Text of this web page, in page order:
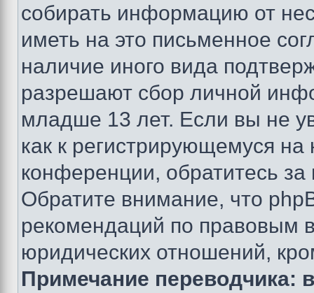
собирать информацию от
иметь на это письменное
наличие иного вида
разрешают сбор личной
младше 13 лет. Если вы не
как к регистрирующемуся
конференции, обратитесь
Обратите внимание, что
рекомендаций по правовым
юридических отношений,
Примечание переводчика: